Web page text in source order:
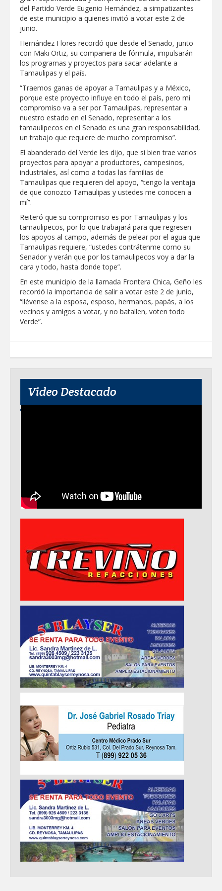
Respalda la SET acuerdos de la
CONAEDU sobre redes sociales y
escuelas militarizadas
MODERNIZACIÓN EN AVENIDA
REFORMA; GOBIERNO MUNICIPAL
MANTIENE EL RITMO DE LAS OBRAS
PRIORITARIAS
Atendió Protección Civil de Reynosa
reportes ante lluvias
IMPULSA GESTIÓN AMBIENTAL
JORNADA DE MEJORA URBANA EN
HACIENDA SAN AGUSTÍN
Asegura alcalde de Reynosa buen
funcionamiento de Presa El Águila
GOBIERNO MUNICIPAL Y ESTATAL
CELEBRARÁN FERIA DEL EMPLEO EL
PRÓXIMO 18 DE AGOSTO
Logra STPS la generación de empleo
con más de 6 mil 900 colocaciones en
Tamaulipas
Anunciaron Gobierno Municipal,
PROFECO y CANACO: Feria de Regreso a
Clases 2026
Lleva gobierno de Reynosa programa
"Acción y Conciencia" a colonia
Integración Familiar
del Partido Verde Eugenio Hernández, a simpatizantes
de este municipio a quienes invitó a votar este 2 de
junio.
Hernández Flores recordó que desde el Senado, junto
con Maki Ortiz, su compañera de fórmula, impulsarán
los programas y proyectos para sacar adelante a
Tamaulipas y el país.
“Traemos ganas de apoyar a Tamaulipas y a México,
porque este proyecto influye en todo el país, pero mi
compromiso va a ser por Tamaulipas, representar a
nuestro estado en el Senado, representar a los
tamaulipecos en el Senado es una gran responsabilidad,
un trabajo que requiere de mucho compromiso”.
El abanderado del Verde les dijo, que si bien trae varios
proyectos para apoyar a productores, campesinos,
industriales, así como a todas las familias de
Tamaulipas que requieren del apoyo, “tengo la ventaja
de que conozco Tamaulipas y ustedes me conocen a
mí”.
Reiteró que su compromiso es por Tamaulipas y los
tamaulipecos, por lo que trabajará para que regresen
los apoyos al campo, además de pelear por el agua que
Tamaulipas requiere, “ustedes contrátenme como su
Senador y verán que por los tamaulipecos voy a dar la
cara y todo, hasta donde tope”.
En este municipio de la llamada Frontera Chica, Geño les
recordó la importancia de salir a votar este 2 de junio,
“llévense a la esposa, esposo, hermanos, papás, a los
vecinos y amigos a votar, y no batallen, voten todo
Verde”.
Video Destacado